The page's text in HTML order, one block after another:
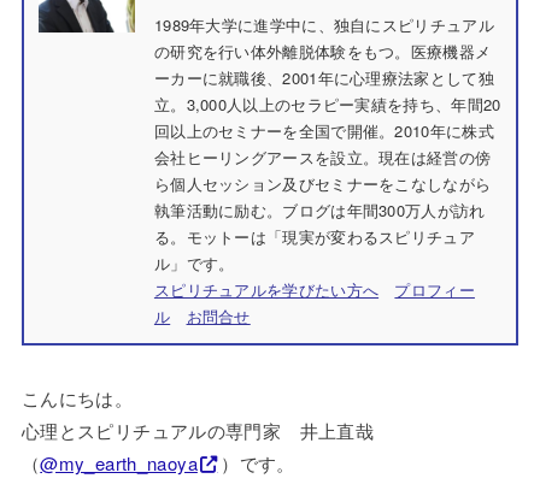
1989年大学に進学中に、独自にスピリチュアル
の研究を行い体外離脱体験をもつ。医療機器メ
ーカーに就職後、2001年に心理療法家として独
立。3,000人以上のセラピー実績を持ち、年間20
回以上のセミナーを全国で開催。2010年に株式
会社ヒーリングアースを設立。現在は経営の傍
ら個人セッション及びセミナーをこなしながら
執筆活動に励む。ブログは年間300万人が訪れ
る。モットーは「現実が変わるスピリチュア
ル」です。
スピリチュアルを学びたい方へ
プロフィー
ル
お問合せ
こんにちは。
心理とスピリチュアルの専門家 井上直哉
（@my_earth_naoya ）です。